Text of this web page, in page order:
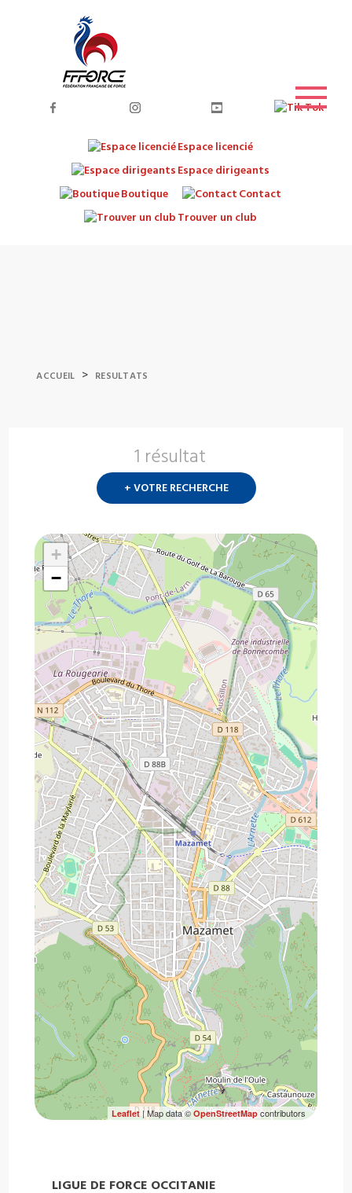
Espace licencié
Espace dirigeants
Boutique
Contact
Trouver un club
ACCUEIL > RESULTATS
1 résultat
+ VOTRE RECHERCHE
+
−
Leaflet| Map data © OpenStreetMapcontributors
LIGUE DE FORCE OCCITANIE